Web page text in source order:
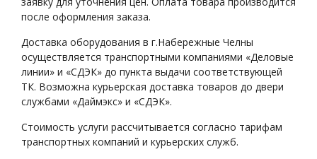
после оформления заказа.
Доставка оборудования в г.Набережные Челны
осуществляется транспортными компаниями «Деловые
линии» и «СДЭК» до пункта выдачи соответствующей
ТК. Возможна курьерская доставка товаров до двери
службами «Даймэкс» и «СДЭК».
Стоимость услуги рассчитывается согласно тарифам
транспортных компаний и курьерских служб.